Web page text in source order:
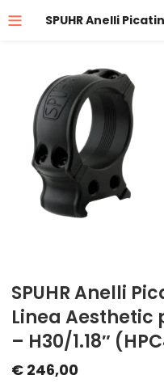
SPUHR Anelli
Linea Aesthetic
– H30/1.18″
€ 246,00